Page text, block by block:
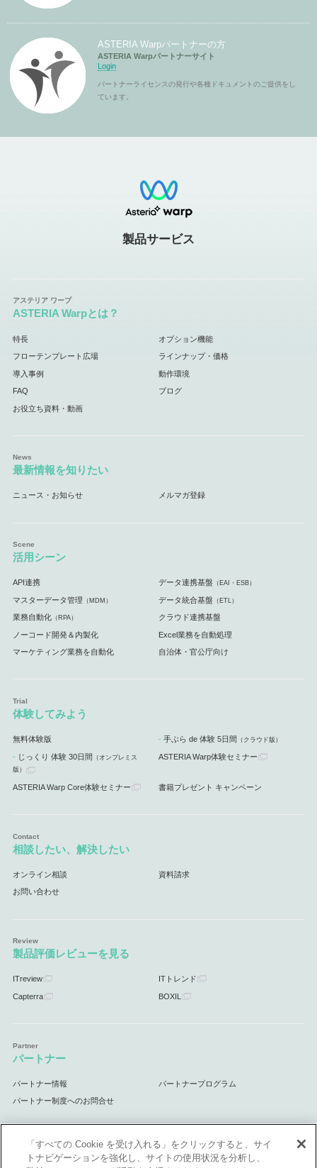
ASTERIA Warpパートナーの方
ASTERIA Warpパートナーサイト
Login
パートナーライセンスの発行や各種ドキュメントのご提供をし
ています。
製品サービス
ASTERIA Warpとは？
特長 オプション機能
フローテンプレート広場 ラインナップ・価格
導入事例 動作環境
FAQ ブログ
お役立ち資料・動画
最新情報を知りたい
ニュース・お知らせ メルマガ登録
活用シーン
API連携 データ連携基盤 （EAI・ESB）
マスターデータ管理 （MDM） データ統合基盤 （ETL）
業務自動化（RPA） クラウド連携基盤
ノーコード開発＆内製化 Excel業務を自動処理
マーケティング業務を自動化 自治体・官公庁向け
体験してみよう
無料体験版 手ぶら de 体験 5日間 （クラウド版）
じっくり 体験 30日間 （オンプレミス
版）
ASTERIA Warp体験セミナー
ASTERIA Warp Core体験セミナー 書籍プレゼント キャンペーン
相談したい、解決したい
オンライン相談 資料請求
お問い合わせ
製品評価レビューを見る
ITreview ITトレンド
Capterra BOXIL
パートナー
パートナー情報 パートナープログラム
パートナー制度へのお問合せ
サポート
「すべての Cookie を受け入れる」をクリックすると、サイ
トナビゲーションを強化し、サイトの使用状況を分析し、